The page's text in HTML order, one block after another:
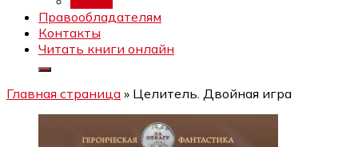
Правообладателям
Контакты
Читать книги онлайн
Главная страница » Целитель. Двойная игра